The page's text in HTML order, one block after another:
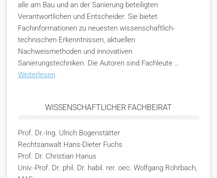
alle am Bau und an der Sanierung beteiligten
Verantwortlichen und Entscheider. Sie bietet
Fachinformationen zu neuesten wissenschaftlich-
technischen Erkenntnissen, aktuellen
Nachweismethoden und innovativen
Sanierungstechniken. Die Autoren sind Fachleute …
Weiterlesen
WISSENSCHAFTLICHER FACHBEIRAT
Prof. Dr.-Ing. Ulrich Bogenstätter
Rechtsanwalt Hans-Dieter Fuchs
Prof. Dr. Christian Hanus
Univ.-Prof. Dr. phil. Dr. habil. rer. oec. Wolfgang Rohrbach,